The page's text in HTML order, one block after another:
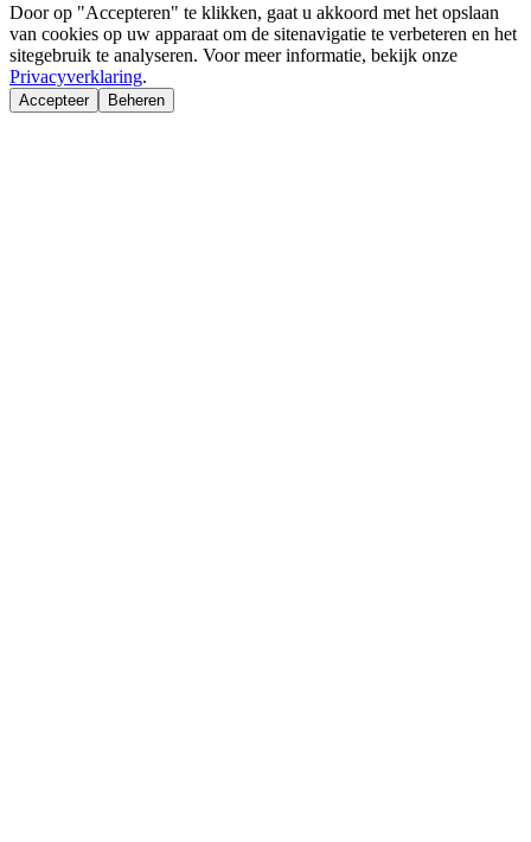
Door op "Accepteren" te klikken, gaat u akkoord met het opslaan
van cookies op uw apparaat om de sitenavigatie te verbeteren en het
sitegebruik te analyseren. Voor meer informatie, bekijk onze
Privacyverklaring.
Accepteer Beheren